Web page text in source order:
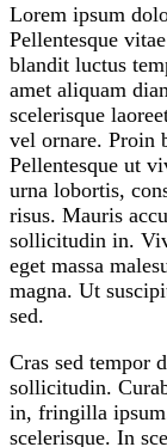
Lorem ipsum
Pellentesque
blandit luctus
amet aliquam
scelerisque
vel ornare. Proin
Pellentesque ut
urna lobortis,
risus. Mauris
sollicitudin in.
eget massa
magna. Ut
sed.
Cras sed tempor
sollicitudin.
in, fringilla
scelerisque. In